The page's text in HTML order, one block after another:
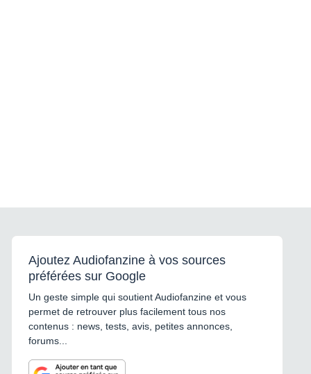
Ajoutez Audiofanzine à vos sources
préférées sur Google
Un geste simple qui soutient Audiofanzine et vous
permet de retrouver plus facilement tous nos
contenus : news, tests, avis, petites annonces,
forums...